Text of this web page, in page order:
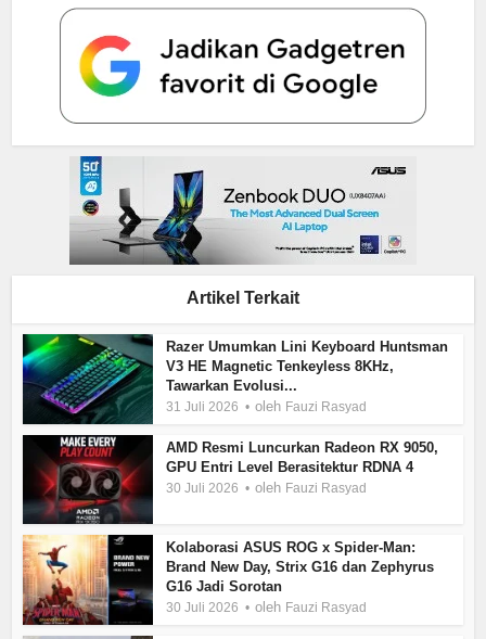
Artikel Terkait
Razer Umumkan Lini Keyboard Huntsman
V3 HE Magnetic Tenkeyless 8KHz,
Tawarkan Evolusi...
31 Juli 2026 oleh Fauzi Rasyad
AMD Resmi Luncurkan Radeon RX 9050,
GPU Entri Level Berasitektur RDNA 4
30 Juli 2026 oleh Fauzi Rasyad
Kolaborasi ASUS ROG x Spider-Man:
Brand New Day, Strix G16 dan Zephyrus
G16 Jadi Sorotan
30 Juli 2026 oleh Fauzi Rasyad